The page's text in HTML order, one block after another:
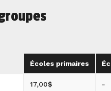
Écoles primaires
17,00$ -